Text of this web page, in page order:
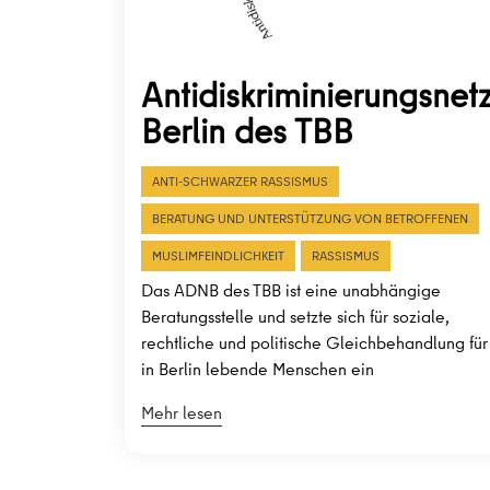
Berlin des TBB
ANTI-SCHWARZER RASSISMUS
BERATUNG UND UNTERSTÜTZUNG VON BETROFFENEN
MUSLIMFEINDLICHKEIT
RASSISMUS
Das ADNB des TBB ist eine unabhängige
Beratungsstelle und setzte sich für soziale,
rechtliche und politische Gleichbehandlung für
in Berlin lebende Menschen ein
Mehr lesen